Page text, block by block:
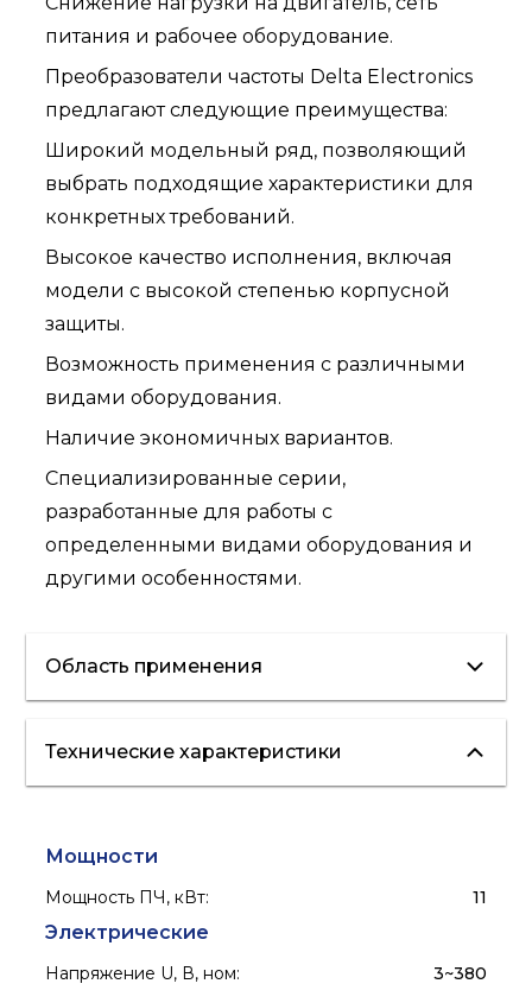
питания и рабочее оборудование.
Преобразователи частоты Delta Electronics
предлагают следующие преимущества:
Широкий модельный ряд, позволяющий
выбрать подходящие характеристики для
конкретных требований.
Высокое качество исполнения, включая
модели с высокой степенью корпусной
защиты.
Возможность применения с различными
видами оборудования.
Наличие экономичных вариантов.
Специализированные серии,
разработанные для работы с
определенными видами оборудования и
другими особенностями.
Область применения
отопление водоснабжение
Технические характеристики
Мощности
Мощность ПЧ, кВт: 11
Электрические
Напряжение U, В, ном:
3~380